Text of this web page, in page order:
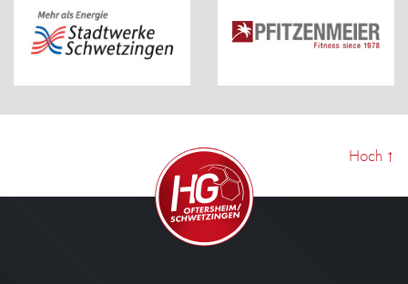
Hoch ↑